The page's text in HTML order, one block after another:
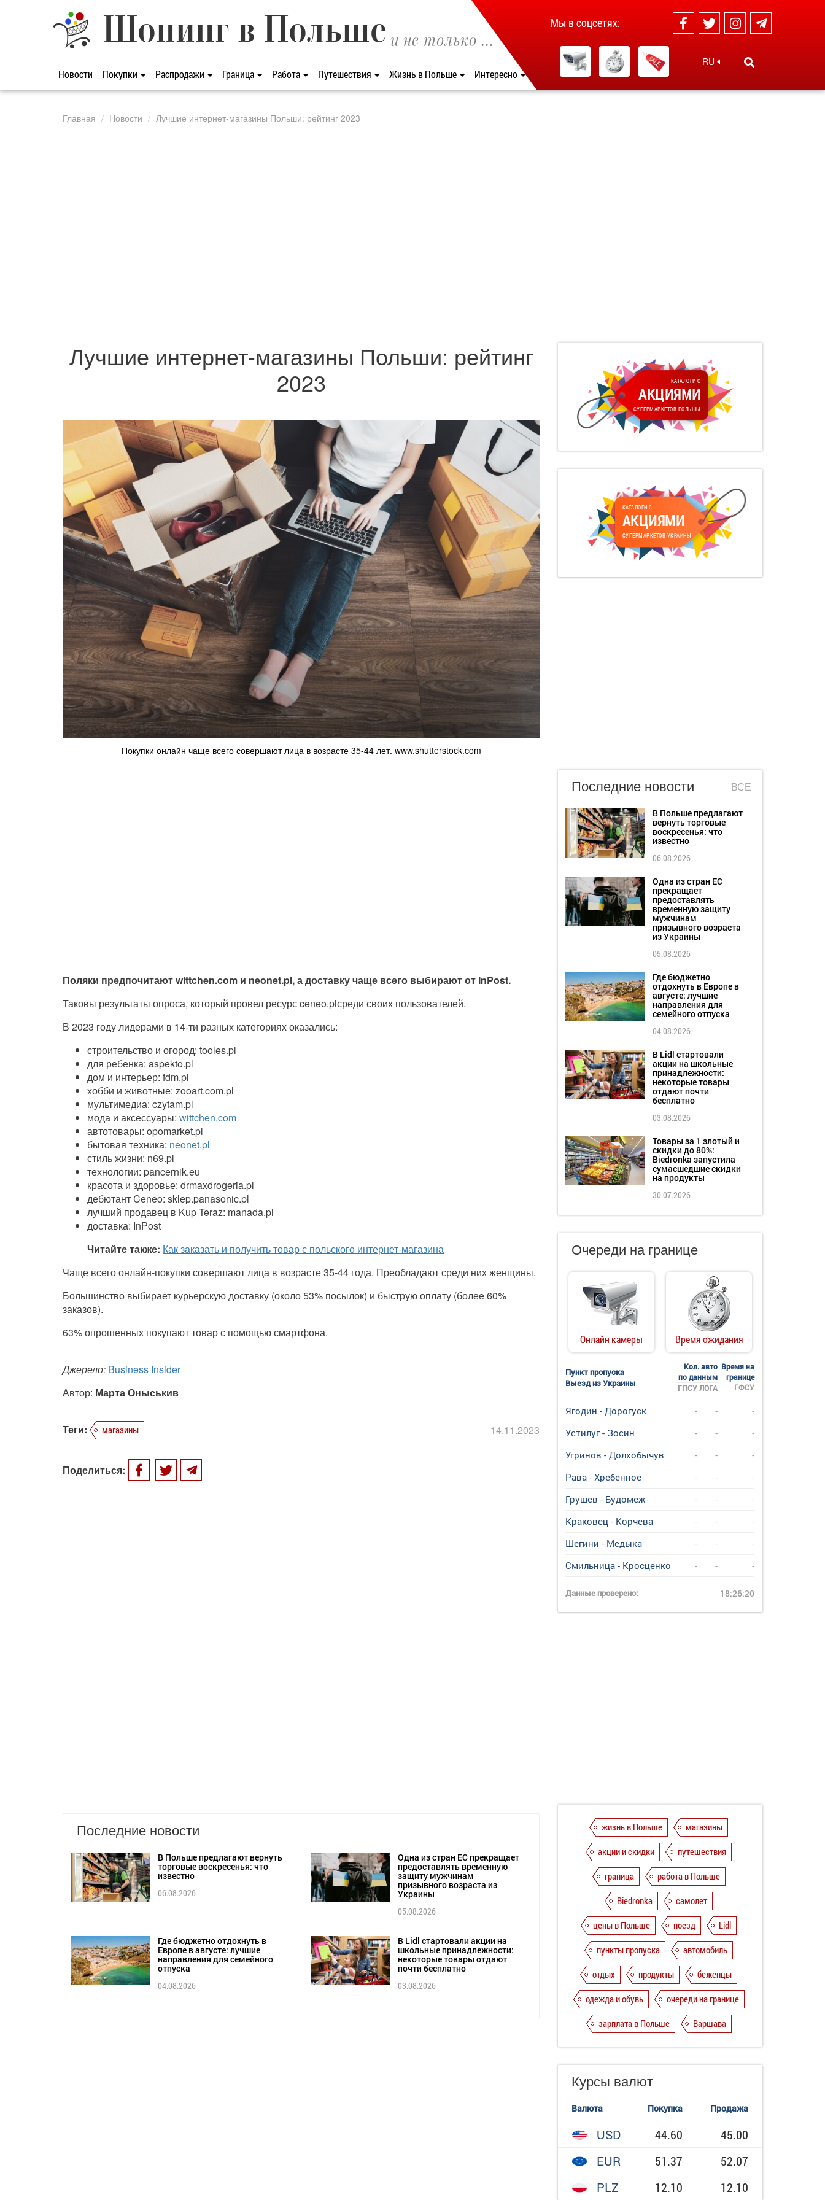
Шопинг в Польше и не только ...
Новости Покупки Распродажи Граница Работа Путешествия Жизнь в Польше Интересно
Мы в соцсетях:
RU
Главная Новости Лучшие интернет-магазины Польши: рейтинг 2023
Лучшие интернет-магазины Польши: рейтинг
2023
Покупки онлайн чаще всего совершают лица в возрасте 35-44 лет. www.shutterstock.com
Поляки предпочитают wittchen.com и neonet.pl, а доставку чаще всего выбирают от InPost.
Таковы результаты опроса, который провел ресурс ceneo.plсреди своих пользователей.
В 2023 году лидерами в 14-ти разных категориях оказались:
строительство и огород: tooles.pl
для ребенка: aspekto.pl
дом и интерьер: fdm.pl
хобби и животные: zooart.com.pl
мультимедиа: czytam.pl
мода и аксессуары: wittchen.com
автотовары: opomarket.pl
бытовая техника: neonet.pl
стиль жизни: n69.pl
технологии: pancernik.eu
красота и здоровье: drmaxdrogeria.pl
дебютант Ceneo: sklep.panasonic.pl
лучший продавец в Kup Teraz: manada.pl
доставка: InPost
Читайте также: Как заказать и получить товар с польского интернет-магазина
Чаще всего онлайн-покупки совершают лица в возрасте 35-44 года. Преобладают среди них женщины.
Большинство выбирает курьерскую доставку (около 53% посылок) и быструю оплату (более 60%
заказов).
63% опрошенных покупают товар с помощью смартфона.
Джерело: Business Insider
Автор: Марта Оныськив
Теги: магазины 14.11.2023
Поделиться:
Последние новости
В Польше предлагают вернуть
торговые воскресенья: что
известно
06.08.2026
Одна из стран ЕС прекращает
предоставлять временную
защиту мужчинам
призывного возраста из
Украины
05.08.2026
Где бюджетно отдохнуть в
Европе в августе: лучшие
направления для семейного
отпуска
04.08.2026
В Lidl стартовали акции на
школьные принадлежности:
некоторые товары отдают
почти бесплатно
03.08.2026
КАТАЛОГИ С
АКЦИЯМИ
СУПЕРМАРКЕТОВ ПОЛЬШЫ
КАТАЛОГИ С
АКЦИЯМИ
СУПЕРМАРКЕТОВ УКРАИНЫ
Последние новости ВСЕ
В Польше предлагают
вернуть торговые
воскресенья: что
известно
06.08.2026
Одна из стран ЕС
прекращает
предоставлять
временную защиту
мужчинам
призывного возраста
из Украины
05.08.2026
Где бюджетно
отдохнуть в Европе в
августе: лучшие
направления для
семейного отпуска
04.08.2026
В Lidl стартовали
акции на школьные
принадлежности:
некоторые товары
отдают почти
бесплатно
03.08.2026
Товары за 1 злотый и
скидки до 80%:
Biedronka запустила
сумасшедшие скидки
на продукты
30.07.2026
Очереди на границе
Онлайн камеры Время ожидания
Пункт пропуска
Выезд из Украины
Кол. авто
по данным
Время на
границе
ГФСУ
ГПСУ ЛОГА
Ягодин - Дорогуск - -
-
Устилуг - Зосин
- -
-
Угринов - Долхобычув
- -
-
Рава - Хребенное
- -
-
Грушев - Будомеж
- -
-
Краковец - Корчева
- -
-
Шегини - Медыка
- -
-
Смильница - Кросценко
- - -
Данные проверено: 18:26:20
жизнь в Польше
магазины
акции и скидки
путешествия
граница
работа в Польше
Biedronka
самолет
цены в Польше
поезд
Lidl
пункты пропуска
автомобиль
отдых
продукты
беженцы
одежда и обувь
очереди на границе
зарплата в Польше
Варшава
Курсы валют
Валюта Покупка Продажа
USD 44.60
45.00
EUR
51.37
52.07
PLZ
12.10 12.10